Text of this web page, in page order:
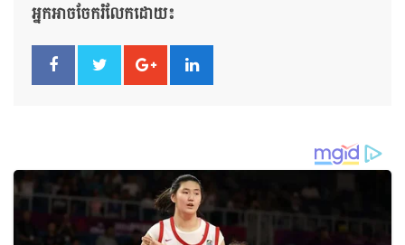
អ្នកអាចចែករំលែកដោយ៖